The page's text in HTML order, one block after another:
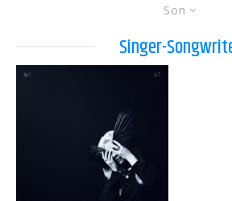
Son
Singer-